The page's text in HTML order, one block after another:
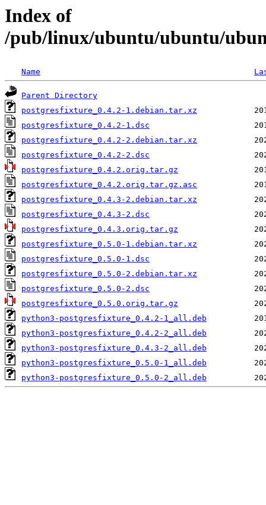
Index of
/pub/linux/ubuntu/ubuntu/
Name
Parent Directory
postgresfixture_0.4.2-1.debian.tar.xz
postgresfixture_0.4.2-1.dsc
postgresfixture_0.4.2-2.debian.tar.xz
postgresfixture_0.4.2-2.dsc
postgresfixture_0.4.2.orig.tar.gz
postgresfixture_0.4.2.orig.tar.gz.asc
postgresfixture_0.4.3-2.debian.tar.xz
postgresfixture_0.4.3-2.dsc
postgresfixture_0.4.3.orig.tar.gz
postgresfixture_0.5.0-1.debian.tar.xz
postgresfixture_0.5.0-1.dsc
postgresfixture_0.5.0-2.debian.tar.xz
postgresfixture_0.5.0-2.dsc
postgresfixture_0.5.0.orig.tar.gz
python3-postgresfixture_0.4.2-1_all.deb
python3-postgresfixture_0.4.2-2_all.deb
python3-postgresfixture_0.4.3-2_all.deb
python3-postgresfixture_0.5.0-1_all.deb
python3-postgresfixture_0.5.0-2_all.deb